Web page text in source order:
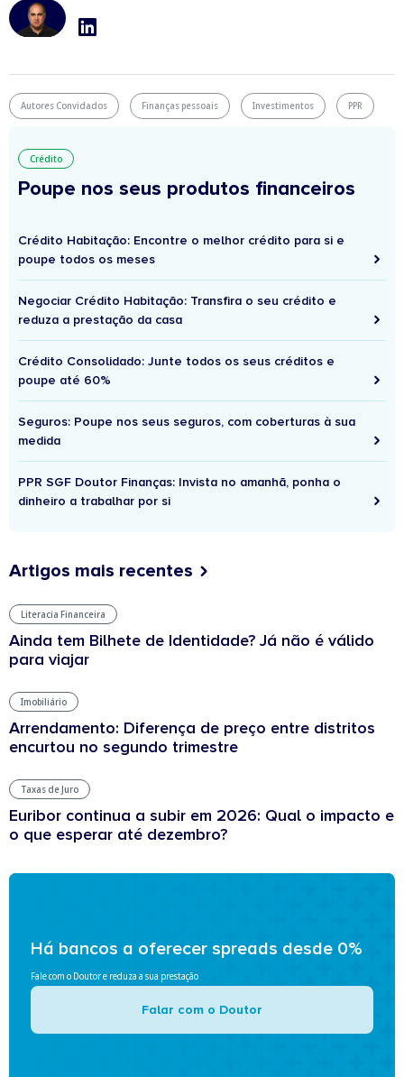
Autores Convidados Finanças pessoais Investimentos PPR
Crédito
Poupe nos seus produtos financeiros
Crédito Habitação: Encontre o melhor crédito para si e
poupe todos os meses
Negociar Crédito Habitação: Transfira o seu crédito e
reduza a prestação da casa
Crédito Consolidado: Junte todos os seus créditos e
poupe até 60%
Seguros: Poupe nos seus seguros, com coberturas à sua
medida
PPR SGF Doutor Finanças: Invista no amanhã, ponha o
dinheiro a trabalhar por si
Artigos mais recentes
Literacia Financeira
Ainda tem Bilhete de Identidade? Já não é válido
para viajar
Imobiliário
Arrendamento: Diferença de preço entre distritos
encurtou no segundo trimestre
Taxas de Juro
Euribor continua a subir em 2026: Qual o impacto e
o que esperar até dezembro?
Há bancos a oferecer spreads desde 0%
Fale com o Doutor e reduza a sua prestação
Falar com o Doutor